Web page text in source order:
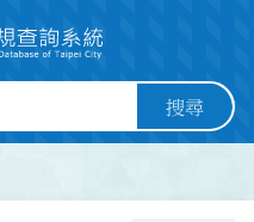
搜尋